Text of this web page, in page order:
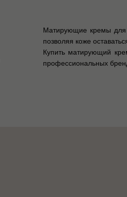
Матирующие кремы для
позволяя коже
Купить матирующий
профессиональных